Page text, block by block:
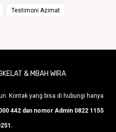
Testimoni Azimat
& MBAH WIRA
Kontak yang bisa di hubungi hanya
442 dan nomor Admin 0822 1155